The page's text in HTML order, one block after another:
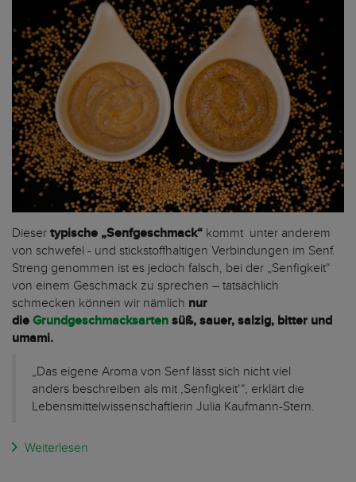
Dieser typische „Senfgeschmack“ kommt unter anderem
von schwefel - und stickstoffhaltigen Verbindungen im Senf.
Streng genommen ist es jedoch falsch, bei der „Senfigkeit“
von einem Geschmack zu sprechen – tatsächlich
schmecken können wir nämlich nur
die Grundgeschmacksarten süß, sauer, salzig, bitter und
umami.
„Das eigene Aroma von Senf lässt sich nicht viel
anders beschreiben als mit ‚Senfigkeit‘“, erklärt die
Lebensmittelwissenschaftlerin Julia Kaufmann-Stern.
Weiterlesen